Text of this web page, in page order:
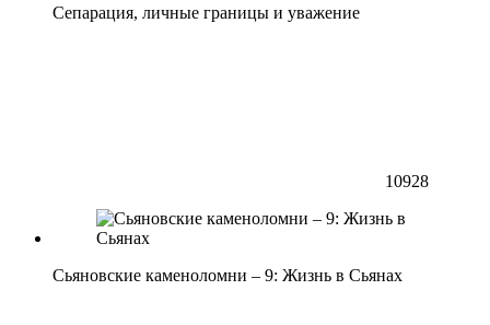
Сепарация, личные границы и уважение
10928
Сьяновские каменоломни – 9: Жизнь в Сьянах